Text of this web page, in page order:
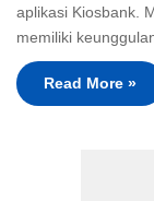
aplikasi Kiosbank.
memiliki
Read More »